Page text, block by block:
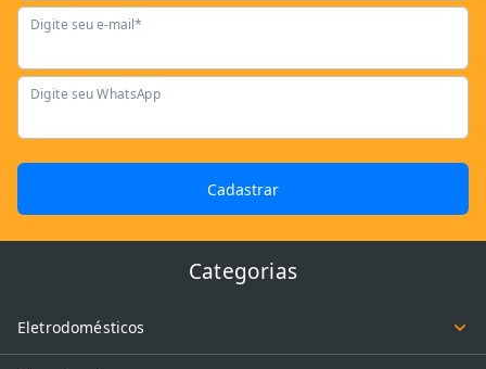
Digite seu e-mail*
Digite seu WhatsApp
Cadastrar
Categorias
Eletrodomésticos